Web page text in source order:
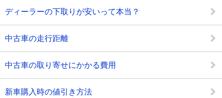
ディーラーの下取りが安いって本当？
中古車の走行距離
中古車の取り寄せにかかる費用
新車購入時の値引き方法